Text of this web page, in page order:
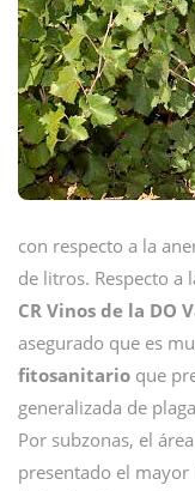
con respecto a la
de litros. Respecto a
CR Vinos de la DO
asegurado que es
fitosanitario que
generalizada de
Por subzonas, el
presentado el